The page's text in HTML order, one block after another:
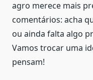
agro merece mais
comentários: acha
ou ainda falta algo
Vamos trocar uma
pensam!